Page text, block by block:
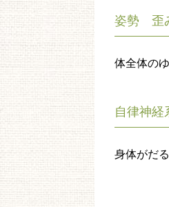
姿勢 歪
体全体の
自律神経
身体がだ